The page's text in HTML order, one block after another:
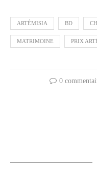
ARTÉMISIA BD
MATRIMOINE PRIX
0